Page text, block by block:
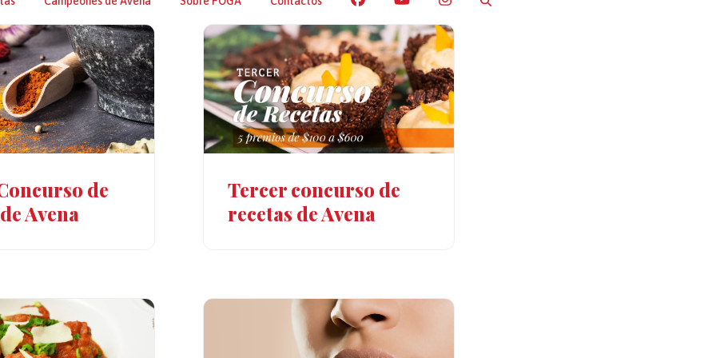
de
Avena
Tercer concurso de
recetas de Avena